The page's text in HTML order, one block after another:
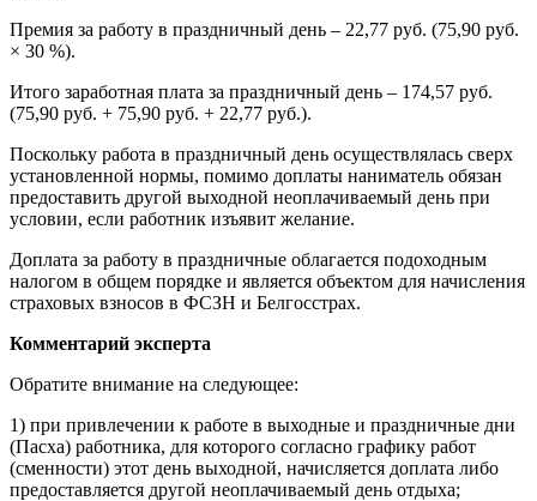
Премия за работу в праздничный день – 22,77 руб. (75,90 руб.
× 30 %).
Итого заработная плата за праздничный день – 174,57 руб.
(75,90 руб. + 75,90 руб. + 22,77 руб.).
Поскольку работа в праздничный день осуществлялась сверх
установленной нормы, помимо доплаты наниматель обязан
предоставить другой выходной неоплачиваемый день при
условии, если работник изъявит желание.
Доплата за работу в праздничные облагается подоходным
налогом в общем порядке и является объектом для начисления
страховых взносов в ФСЗН и Белгосстрах.
Комментарий эксперта
Обратите внимание на следующее:
1) при привлечении к работе в выходные и праздничные дни
(Пасха) работника, для которого согласно графику работ
(сменности) этот день выходной, начисляется доплата либо
предоставляется другой неоплачиваемый день отдыха;